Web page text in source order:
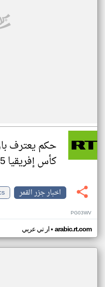
حكم يعترف
كأس إفريقيا 2025
اخبار جزر القمر
PG03WV
ار تي عربي• arabic.rt.com